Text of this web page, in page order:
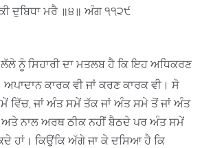
ਦੁਬਿਧਾ ਮਰੈ ॥੪॥ ਅੰਗ ੧੧੨੯
ਨੂੰ ਸਿਹਾਰੀ ਦਾ ਮਤਲਬ ਹੈ ਕਿ ਇਹ ਅਧਿਕਰਣ
ਕਾਰਕ ਵੀ ਜਾਂ ਕਰਣ ਕਾਰਕ ਵੀ। ਸੋ
ਵਿੱਚ, ਜਾਂ ਅੰਤ ਸਮੇਂ ਤੱਕ ਜਾਂ ਅੰਤ ਸਮੇ ਤੋਂ ਜਾਂ ਅੰਤ
ਅਤੇ ਨਾਲ ਅਰਥ ਠੀਕ ਨਹੀਂ ਬੈਠਦੇ ਪਰ ਅੰਤ ਸਮੇਂ
ਹਾਂ। ਕਿਉਂਕਿ ਅੱਗੇ ਜਾ ਕੇ ਦਸਿਆ ਹੈ ਕਿ